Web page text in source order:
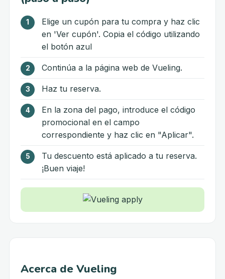
Elige un cupón para tu compra y haz clic
en 'Ver cupón'. Copia el código utilizando
el botón azul
Continúa a la página web de Vueling.
Haz tu reserva.
En la zona del pago, introduce el código
promocional en el campo
correspondiente y haz clic en "Aplicar".
Tu descuento está aplicado a tu reserva.
¡Buen viaje!
Acerca de Vueling